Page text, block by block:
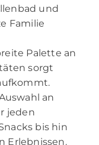
und
Familie
Palette an
sorgt
an
jeden
bis hin
Erlebnissen.